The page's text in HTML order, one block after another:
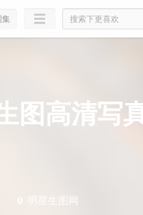
集
图高清写
明星生图网